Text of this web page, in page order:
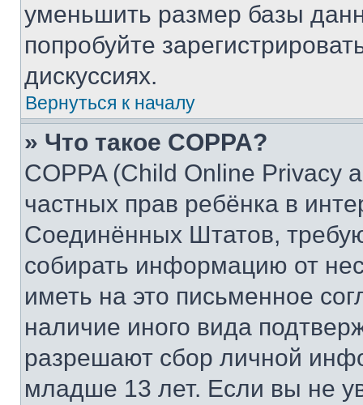
уменьшить размер базы
попробуйте
дискуссиях.
Вернуться к началу
» Что такое COPPA?
COPPA (Child Online Privacy
частных прав ребёнка в
Соединённых Штатов,
собирать информацию от
иметь на это письменное
наличие иного вида
разрешают сбор личной
младше 13 лет. Если вы не